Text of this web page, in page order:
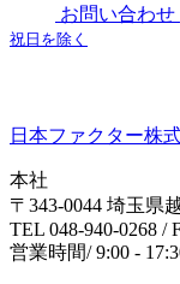
お問い合わせ
祝日を除く
日本ファクター株
本社
〒343-0044 埼玉県
TEL 048-940-0268 /
営業時間/ 9:00 -